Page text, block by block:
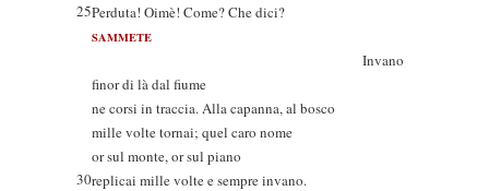
25Perduta! Oimè! Come? Che dici?
SAMMETE
Invano
finor di là dal fiume
ne corsi in traccia. Alla capanna, al bosco
mille volte tornai; quel caro nome
or sul monte, or sul piano
30replicai mille volte e sempre invano.